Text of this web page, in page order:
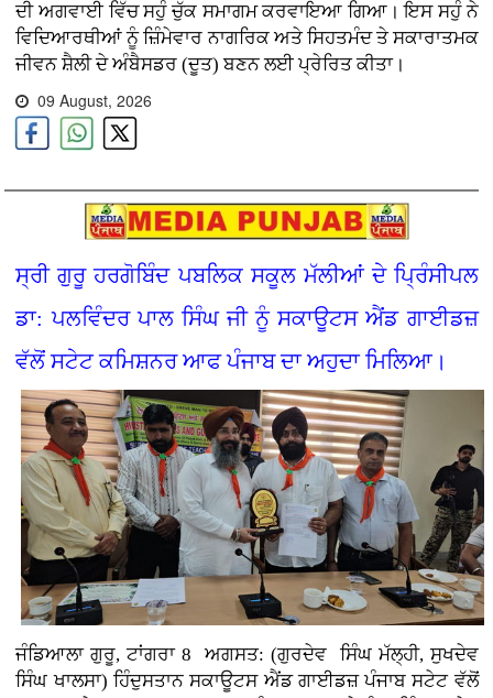
ਦੀ ਅਗਵਾਈ ਵਿੱਚ ਸਹੁੰ ਚੁੱਕ ਸਮਾਗਮ ਕਰਵਾਇਆ ਗਿਆ। ਇਸ ਸਹੁੰ ਨੇ
ਵਿਦਿਆਰਥੀਆਂ ਨੂੰ ਜ਼ਿੰਮੇਵਾਰ ਨਾਗਰਿਕ ਅਤੇ ਸਿਹਤਮੰਦ ਤੇ ਸਕਾਰਾਤਮਕ
ਜੀਵਨ ਸ਼ੈਲੀ ਦੇ ਅੰਬੈਸਡਰ (ਦੂਤ) ਬਣਨ ਲਈ ਪ੍ਰੇਰਿਤ ਕੀਤਾ।
09 August, 2026
ਸ੍ਰੀ ਗੁਰੂ ਹਰਗੋਬਿੰਦ ਪਬਲਿਕ ਸਕੂਲ ਮੱਲੀਆਂ ਦੇ ਪ੍ਰਿੰਸੀਪਲ
ਡਾ: ਪਲਵਿੰਦਰ ਪਾਲ ਸਿੰਘ ਜੀ ਨੂੰ ਸਕਾਊਟਸ ਐਂਡ ਗਾਈਡਜ਼
ਵੱਲੋਂ ਸਟੇਟ ਕਮਿਸ਼ਨਰ ਆਫ ਪੰਜਾਬ ਦਾ ਅਹੁਦਾ ਮਿਲਿਆ।
ਜੰਡਿਆਲਾ ਗੁਰੂ, ਟਾਂਗਰਾ 8 ਅਗਸਤ: (ਗੁਰਦੇਵ ਸਿੰਘ ਮੱਲ੍ਹੀ, ਸੁਖਦੇਵ
ਸਿੰਘ ਖਾਲਸਾ) ਹਿੰਦੁਸਤਾਨ ਸਕਾਊਟਸ ਐਂਡ ਗਾਈਡਜ਼ ਪੰਜਾਬ ਸਟੇਟ ਵੱਲੋਂ